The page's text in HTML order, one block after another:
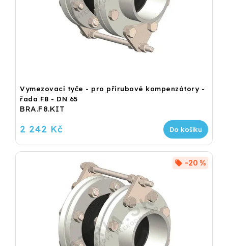
Vymezovací tyče - pro přírubové kompenzátory -
řada F8 - DN 65
BRA.F8.KIT
2 242 Kč Do košíku
–20 %